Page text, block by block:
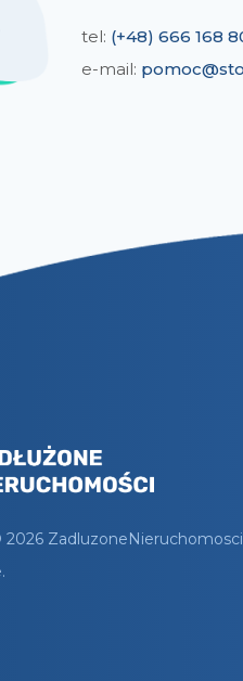
tel: (+48) 666 168
e-mail: